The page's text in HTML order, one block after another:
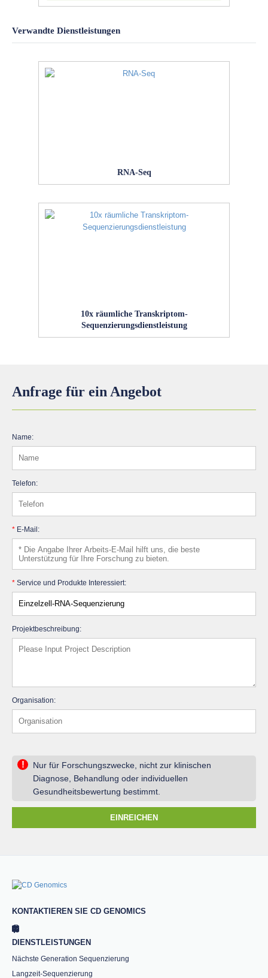
Verwandte Dienstleistungen
RNA-Seq
10x räumliche Transkriptom-
Sequenzierungsdienstleistung
Anfrage für ein Angebot
Name:
Telefon:
* E-Mail:
* Service und Produkte Interessiert:
Projektbeschreibung:
Organisation:
!
Nur für Forschungszwecke, nicht zur klinischen
Diagnose, Behandlung oder individuellen
Gesundheitsbewertung bestimmt.
EINREICHEN
KONTAKTIEREN SIE CD GENOMICS
DIENSTLEISTUNGEN
Nächste Generation Sequenzierung
Langzeit-Sequenzierung